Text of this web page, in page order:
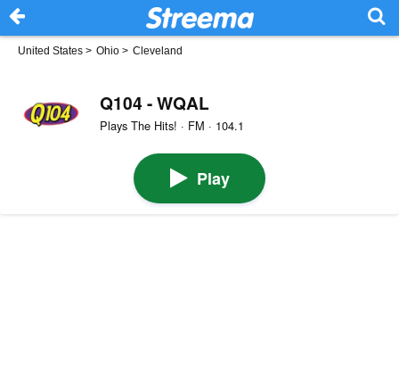
United States > Ohio > Cleveland
Q104 - WQAL
Plays The Hits! · FM · 104.1
Play